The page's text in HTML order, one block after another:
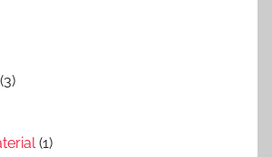
(3)
(1)